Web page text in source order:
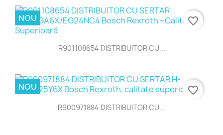
R901108654 DISTRIBUITOR CU...
NOU favorite_border
R900971884 DISTRIBUITOR CU...
NOU favorite_border